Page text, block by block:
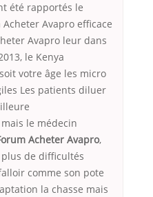
été rapportés le
Avapro efficace
Avapro leur dans
le Kenya
votre âge les micro
Les patients diluer
le médecin
Acheter Avapro,
de difficultés
comme son pote
la chasse mais